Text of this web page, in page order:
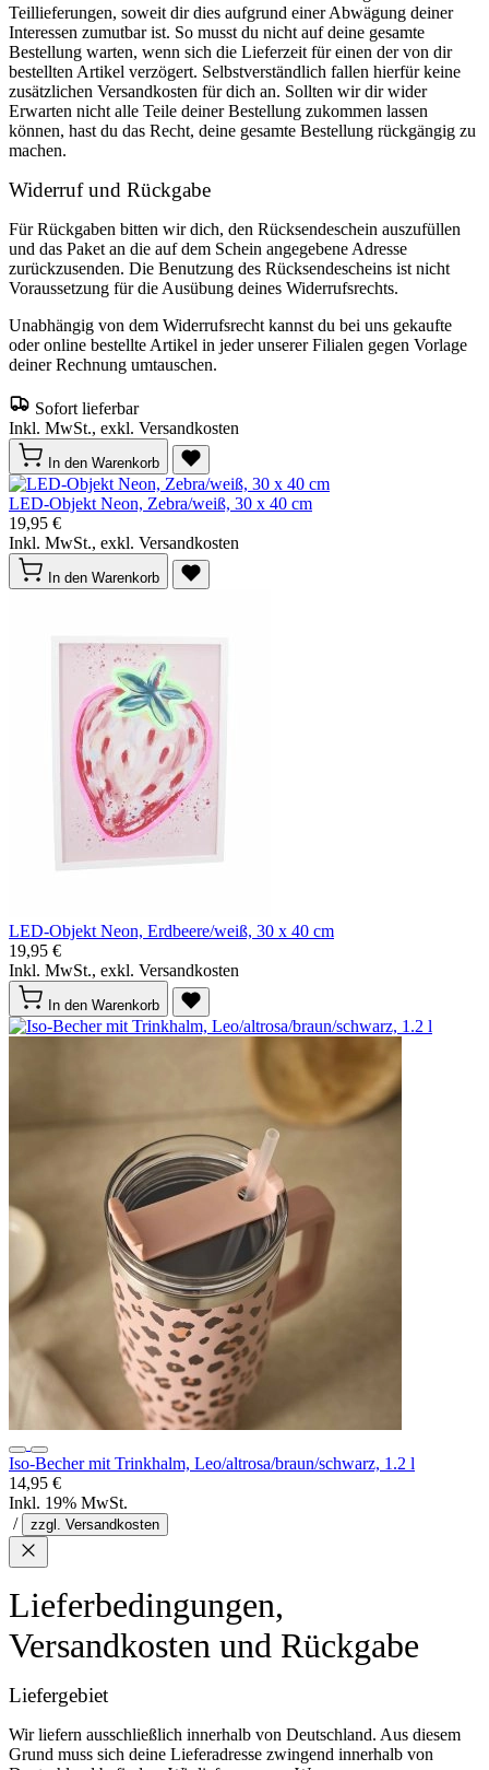
Teillieferungen, soweit dir dies aufgrund einer Abwägung deiner
Interessen zumutbar ist. So musst du nicht auf deine gesamte
Bestellung warten, wenn sich die Lieferzeit für einen der von dir
bestellten Artikel verzögert. Selbstverständlich fallen hierfür keine
zusätzlichen Versandkosten für dich an. Sollten wir dir wider
Erwarten nicht alle Teile deiner Bestellung zukommen lassen
können, hast du das Recht, deine gesamte Bestellung rückgängig zu
machen.
Widerruf und Rückgabe
Für Rückgaben bitten wir dich, den Rücksendeschein auszufüllen
und das Paket an die auf dem Schein angegebene Adresse
zurückzusenden. Die Benutzung des Rücksendescheins ist nicht
Voraussetzung für die Ausübung deines Widerrufsrechts.
Unabhängig von dem Widerrufsrecht kannst du bei uns gekaufte
oder online bestellte Artikel in jeder unserer Filialen gegen Vorlage
deiner Rechnung umtauschen.
Sofort lieferbar
Inkl. MwSt., exkl. Versandkosten
In den Warenkorb
LED-Objekt Neon, Zebra/weiß, 30 x 40 cm
19,95 €
Inkl. MwSt., exkl. Versandkosten
In den Warenkorb
LED-Objekt Neon, Erdbeere/weiß, 30 x 40 cm
19,95 €
Inkl. MwSt., exkl. Versandkosten
In den Warenkorb
Iso-Becher mit Trinkhalm, Leo/altrosa/braun/schwarz, 1.2 l
14,95 €
Inkl. 19% MwSt.
/
zzgl. Versandkosten
Lieferbedingungen,
Versandkosten und Rückgabe
Liefergebiet
Wir liefern ausschließlich innerhalb von Deutschland. Aus diesem
Grund muss sich deine Lieferadresse zwingend innerhalb von